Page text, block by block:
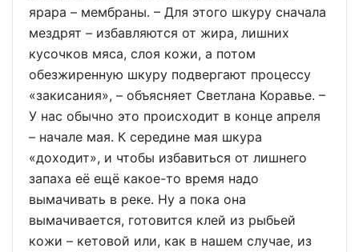
ярара – мембраны. – Для этого шкуру сначала
мездрят – избавляются от жира, лишних
кусочков мяса, слоя кожи, а потом
обезжиренную шкуру подвергают процессу
«закисания», – объясняет Светлана Коравье. –
У нас обычно это происходит в конце апреля
– начале мая. К середине мая шкура
«доходит», и чтобы избавиться от лишнего
запаха её ещё какое-то время надо
вымачивать в реке. Ну а пока она
вымачивается, готовится клей из рыбьей
кожи – кетовой или, как в нашем случае, из